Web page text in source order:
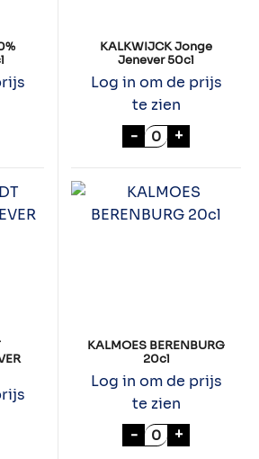
30% JENEVER 100cl aantal
KALKWIJCK Jonge
Jenever 50cl
Log in om de prijs
te zien
- KALKWIJCK
+
OLOROSO GENEVER 70cl
KALMOES BERENBURG
20cl
Log in om de prijs
te zien
- KALMOES
+